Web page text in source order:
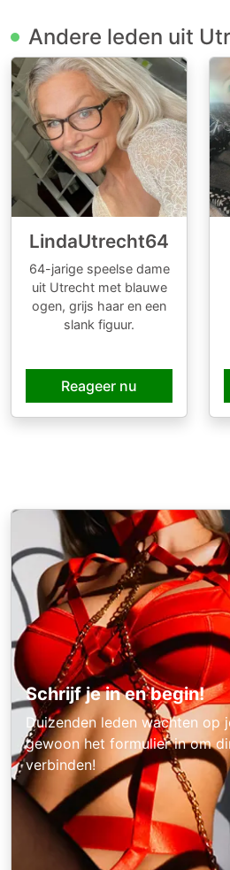
Andere leden uit
LindaUtrecht64
64-jarige speelse dame
uit Utrecht met blauwe
ogen, grijs haar en een
slank figuur.
Reageer nu
Schrijf je in en begin!
Duizenden leden wachten op
gewoon het formulier in om
verbinden!